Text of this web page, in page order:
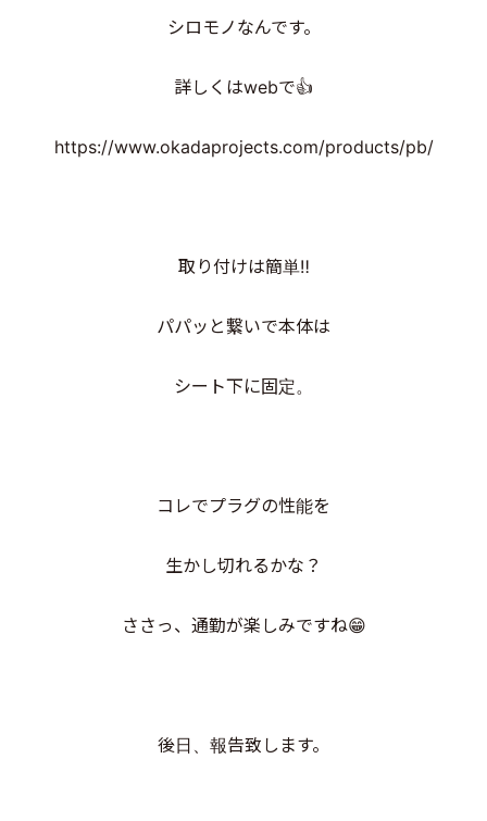
シロモノなんです。
詳しくはwebで👍
https://www.okadaprojects.com/products/pb/
取り付けは簡単‼️
パパッと繋いで本体は
シート下に固定。
コレでプラグの性能を
生かし切れるかな？
ささっ、通勤が楽しみですね😁
後日、報告致します。